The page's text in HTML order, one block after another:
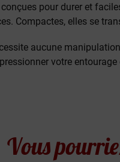
conçues pour durer et
Compactes, elles se
aucune
votre
Vous